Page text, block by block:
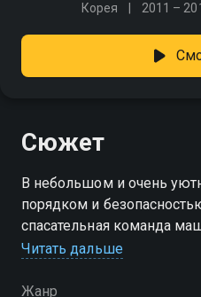
Корея 2011 –
Сюжет
В небольшом и очень
порядком и
спасательная команда
возглавляет отважный и
помощь жителям в любую
Читать дальше
Жанр